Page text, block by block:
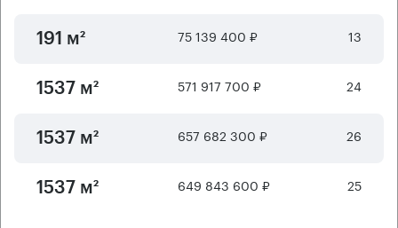
191 м² 75 139 400 ₽ 13
1537 м² 571 917 700 ₽ 24
1537 м² 657 682 300 ₽ 26
1537 м² 649 843 600 ₽ 25